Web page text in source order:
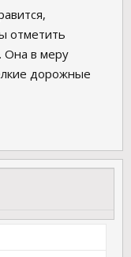
отметить
Она в меру
дорожные